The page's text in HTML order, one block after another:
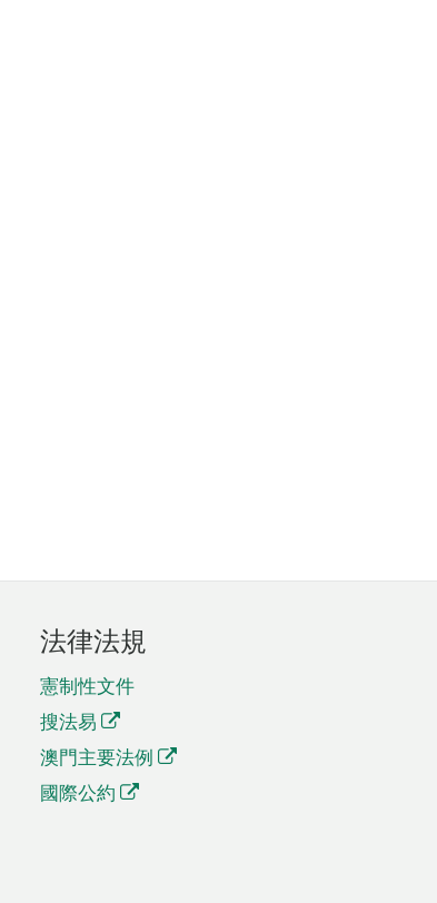
法律法規
憲制性文件
搜法易
澳門主要法例
國際公約